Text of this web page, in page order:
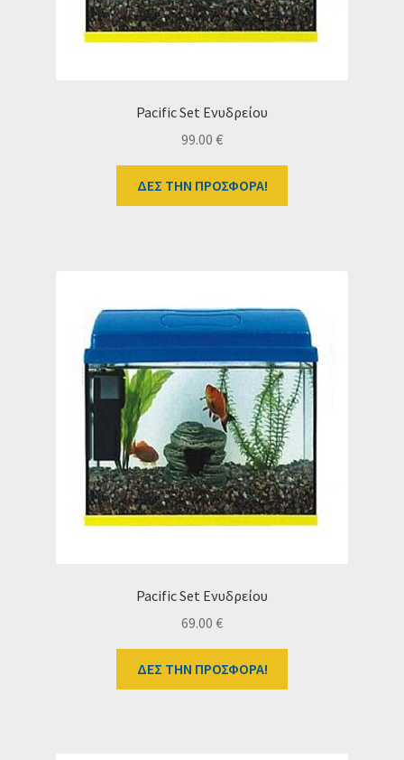
Pacific Set Ενυδρείου
99.00 €
ΔΕΣ ΤΗΝ ΠΡΟΣΦΟΡΑ!
Pacific Set Ενυδρείου
69.00 €
ΔΕΣ ΤΗΝ ΠΡΟΣΦΟΡΑ!